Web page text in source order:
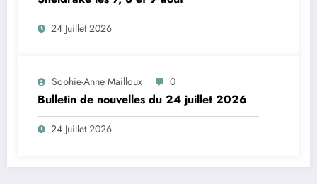
24 Juillet 2026
Sophie-Anne Mailloux 0
Bulletin de nouvelles du 24 juillet 2026
24 Juillet 2026